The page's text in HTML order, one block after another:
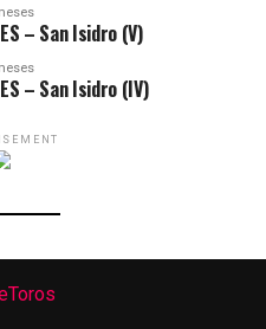
– San Isidro (V)
– San Isidro (IV)